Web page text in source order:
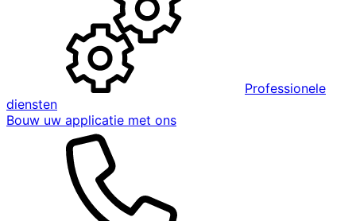
Professionele
diensten
Bouw uw applicatie met ons